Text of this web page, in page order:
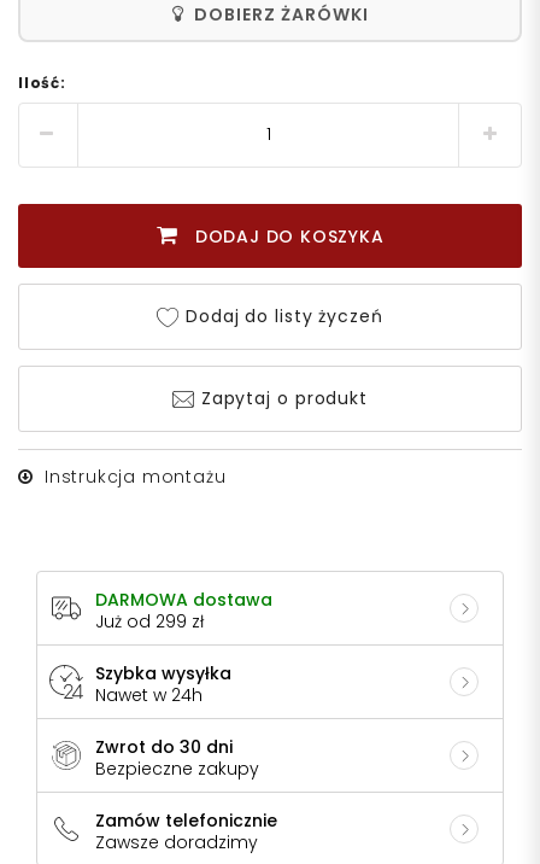
DOBIERZ ŻARÓWKI
Ilość:
DODAJ DO KOSZYKA
Dodaj do listy życzeń
Zapytaj o produkt
Instrukcja montażu
DARMOWA dostawa
Już od 299 zł
Szybka wysyłka
Nawet w 24h
Zwrot do 30 dni
Bezpieczne zakupy
Zamów telefonicznie
Zawsze doradzimy